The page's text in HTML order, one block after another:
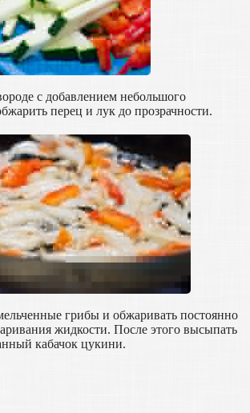
с добавлением небольшого
перец и лук до прозрачности.
грибы и обжаривать постоянно
жидкости. После этого высыпать
кабачок цукини.